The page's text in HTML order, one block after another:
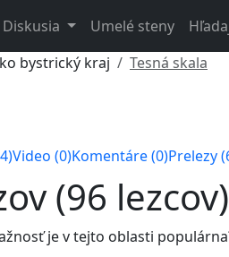
Diskusia Umelé steny
bystrický kraj Tesná skala
Video (0)Komentáre (0)Prelezy
(96 lezcov)
je v tejto oblasti